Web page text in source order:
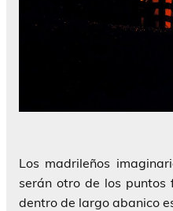
Los madrileños
serán otro de los puntos
dentro de largo abanico